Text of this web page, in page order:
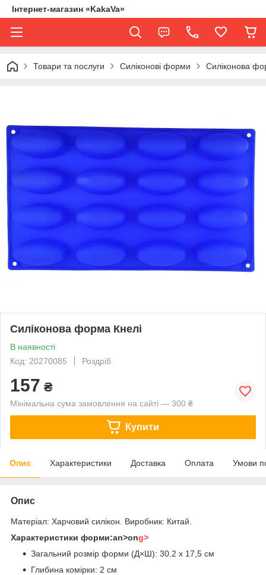
Інтернет-магазин «KakaVa»
Товари та послуги Силіконові форми Силіконова
Силіконова форма Кнелі
В наявності
Код: 20270085
Роздріб
157 ₴
Мінімальна сума замовлення на сайті — 300 ₴
Купити
Опис Характеристики Доставка Оплата Умови
Опис
Матеріал: Харчовий силікон. Виробник: Китай.
Характеристики форми:an>ong>
Загальний розмір форми (Д×Ш): 30.2 х 17,5 см
Глибина комірки: 2 см